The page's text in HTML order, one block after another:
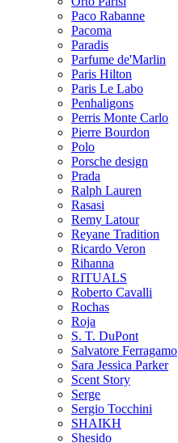
Paco Rabanne
Pacoma
Paradis
Parfume de'Marlin
Paris Hilton
Paris Le Labo
Penhaligons
Perris Monte Carlo
Pierre Bourdon
Polo
Porsche design
Prada
Ralph Lauren
Rasasi
Remy Latour
Reyane Tradition
Ricardo Veron
Rihanna
RITUALS
Roberto Cavalli
Rochas
Roja
S. T. DuPont
Salvatore Ferragamo
Sara Jessica Parker
Scent Story
Serge
Sergio Tocchini
SHAIKH
Shesido